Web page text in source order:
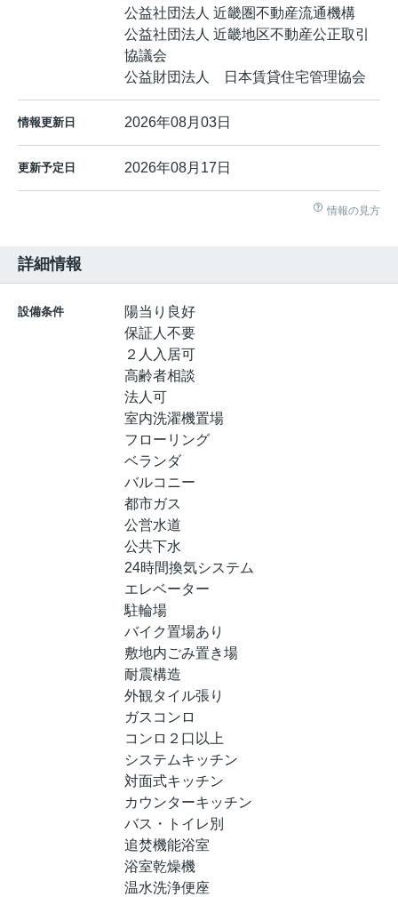
公益社団法人 近畿圏不動産流通機構
公益社団法人 近畿地区不動産公正取引
協議会
公益財団法人 日本賃貸住宅管理協会
情報更新日 2026年08月03日
更新予定日 2026年08月17日
情報の見方
詳細情報
設備条件
陽当り良好
保証人不要
２人入居可
高齢者相談
法人可
室内洗濯機置場
フローリング
ベランダ
バルコニー
都市ガス
公営水道
公共下水
24時間換気システム
エレベーター
駐輪場
バイク置場あり
敷地内ごみ置き場
耐震構造
外観タイル張り
ガスコンロ
コンロ２口以上
システムキッチン
対面式キッチン
カウンターキッチン
バス・トイレ別
追焚機能浴室
浴室乾燥機
温水洗浄便座